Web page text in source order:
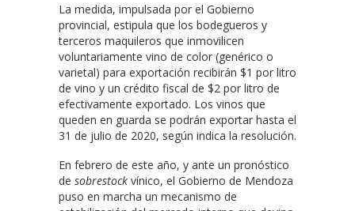
La medida, impulsada por el Gobierno
provincial, estipula que los bodegueros y
terceros maquileros que inmovilicen
voluntariamente vino de color (genérico o
varietal) para exportación recibirán $1 por litro
de vino y un crédito fiscal de $2 por litro de
efectivamente exportado. Los vinos que
queden en guarda se podrán exportar hasta el
31 de julio de 2020, según indica la resolución.
En febrero de este año, y ante un pronóstico
de sobrestock vínico, el Gobierno de Mendoza
puso en marcha un mecanismo de